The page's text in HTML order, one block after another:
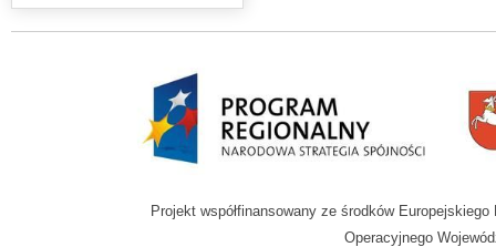
Projekt współfinansowany ze środków
Operacyjnego